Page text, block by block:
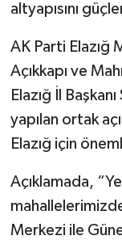
altyapısını
AK Parti Elazığ
Açıkkapı ve
Elazığ İl
yapılan ortak
Elazığ için
Açıklamada,
Merkezi ile
TEKNOLOJİ
YAŞAM